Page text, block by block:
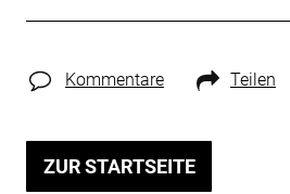
Kommentare Teilen
ZUR STARTSEITE